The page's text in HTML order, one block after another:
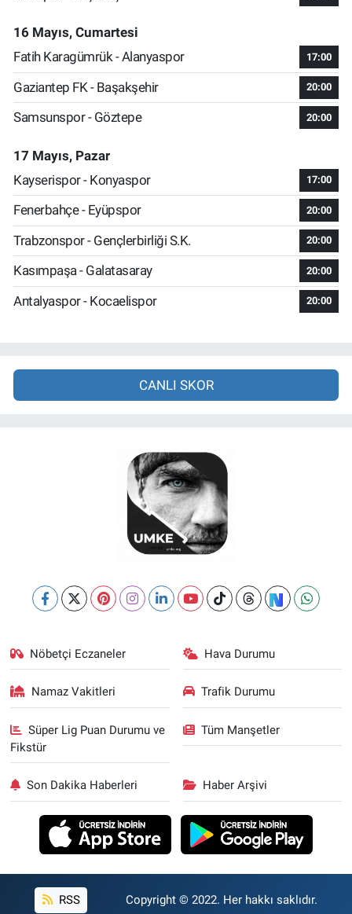
16 Mayıs, Cumartesi
Fatih Karagümrük - Alanyaspor
17:00
Gaziantep FK - Başakşehir 20:00
Samsunspor - Göztepe 20:00
17 Mayıs, Pazar
Kayserispor - Konyaspor
17:00
Fenerbahçe - Eyüpspor 20:00
Trabzonspor - Gençlerbirliği S.K. 20:00
Kasımpaşa - Galatasaray 20:00
Antalyaspor - Kocaelispor 20:00
CANLI SKOR
Nöbetçi Eczaneler Hava Durumu
Namaz Vakitleri Trafik Durumu
Süper Lig Puan Durumu ve
Fikstür
Tüm Manşetler
Son Dakika Haberleri Haber Arşivi
RSS Copyright © 2022. Her hakkı saklıdır.